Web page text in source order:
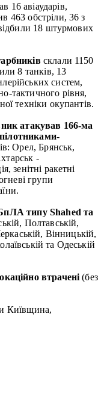
16 авіаударів,
463 обстріли, 36 з
18 штурмових
склали 1150
8 танків, 13
систем,
тактичного рівня,
техніки окупантів.
атакував 166-ма
Орел, Брянськ,
-
зенітні ракетні
групи
типу Shahed та
Полтавській,
Вінницькій,
та Одеській
втрачені (без
Київщина,